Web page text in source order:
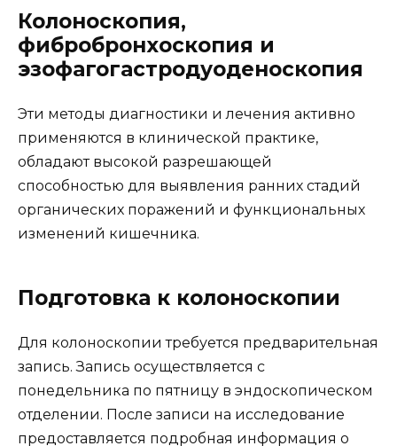
Колоноскопия,
фибробронхоскопия и
эзофагогастродуоденоскопия
Эти методы диагностики и лечения активно
применяются в клинической практике,
обладают высокой разрешающей
способностью для выявления ранних стадий
органических поражений и функциональных
изменений кишечника.
Подготовка к колоноскопии
Для колоноскопии требуется предварительная
запись. Запись осуществляется с
понедельника по пятницу в эндоскопическом
отделении. После записи на исследование
предоставляется подробная информация о